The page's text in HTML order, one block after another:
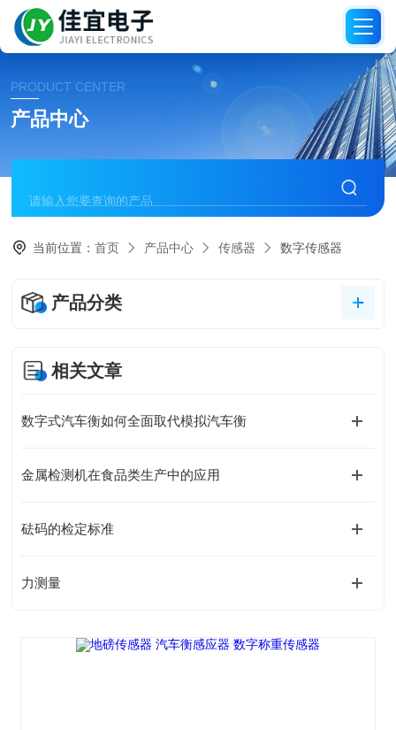
PRODUCT CENTER
产品中心
当前位置：首页 产品中心 传感器 数字传感器
产品分类
相关文章
数字式汽车衡如何全面取代模拟汽车衡
金属检测机在食品类生产中的应用
砝码的检定标准
力测量